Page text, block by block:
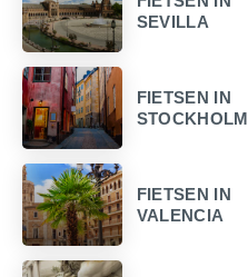
SEVILLA
FIETSEN IN
STOCKHOLM
FIETSEN IN
VALENCIA